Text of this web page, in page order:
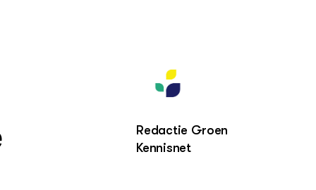
Redactie Groen
Kennisnet